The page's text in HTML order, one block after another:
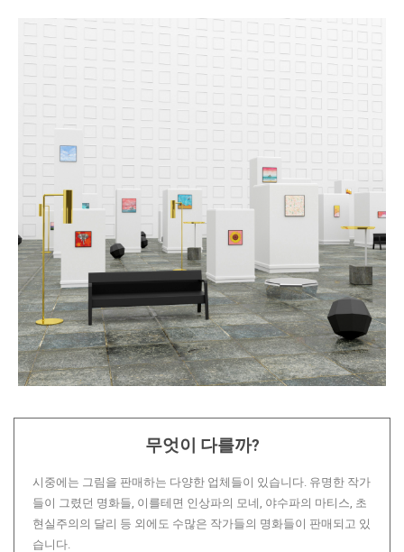
무엇이 다를까?
시중에는 그림을 판매하는 다양한 업체들이 있습니다. 유명한 작가
들이 그렸던 명화들, 이를테면 인상파의 모네, 야수파의 마티스, 초
현실주의의 달리 등 외에도 수많은 작가들의 명화들이 판매되고 있
습니다.